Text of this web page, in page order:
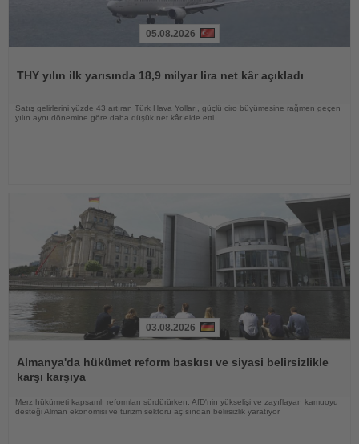
05.08.2026
THY yılın ilk yarısında 18,9 milyar lira net kâr açıkladı
Satış gelirlerini yüzde 43 artıran Türk Hava Yolları, güçlü ciro büyümesine rağmen geçen
yılın aynı dönemine göre daha düşük net kâr elde etti
Oku
03.08.2026
Almanya'da hükümet reform baskısı ve siyasi belirsizlikle
karşı karşıya
Merz hükümeti kapsamlı reformları sürdürürken, AfD'nin yükselişi ve zayıflayan kamuoyu
desteği Alman ekonomisi ve turizm sektörü açısından belirsizlik yaratıyor